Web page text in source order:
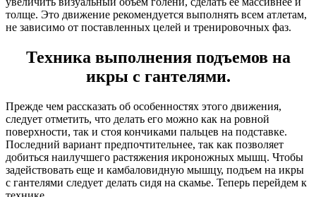
толще. Это движение рекомендуется выполнять всем атлетам,
не зависимо от поставленных целей и тренировочных фаз.
Техника выполнения подъемов на
икры с гантелями.
Прежде чем рассказать об особенностях этого движения,
следует отметить, что делать его можно как на ровной
поверхности, так и стоя кончиками пальцев на подставке.
Последний вариант предпочтительнее, так как позволяет
добиться наилучшего растяжения икроножных мышц. Чтобы
задействовать еще и камбаловидную мышцу, подъем на икры
с гантелями следует делать сидя на скамье. Теперь перейдем к